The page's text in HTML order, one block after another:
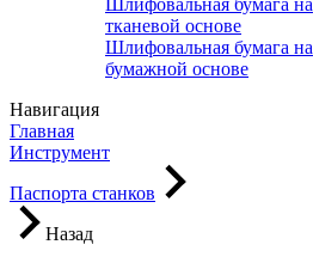
Шлифовальная бумага на
тканевой основе
Шлифовальная бумага на
бумажной основе
Навигация
Главная
Инструмент
Паспорта станков
Назад